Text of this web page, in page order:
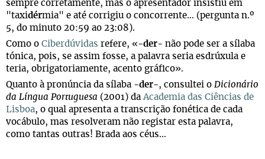
sempre corretamente, mas o apresentador insistiu em
"taxidérmia" e até corrigiu o concorrente… (pergunta n.º
5, do minuto 20:59 ao 23:08).
Como o Ciberdúvidas refere, «-der- não pode ser a sílaba
tónica, pois, se assim fosse, a palavra seria esdrúxula e
teria, obrigatoriamente, acento gráfico».
Quanto à pronúncia da sílaba -der-, consultei o Dicionário
da Língua Portuguesa (2001) daAcademia das Ciências de
Lisboa, o qual apresenta a transcrição fonética de cada
vocábulo, mas resolveram não registar esta palavra,
como tantas outras! Brada aos céus…